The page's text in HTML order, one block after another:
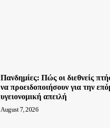
Πανδημίες: Πώς οι διεθνείς
να προειδοποιήσουν για την
υγειονομική απειλή
August 7, 2026